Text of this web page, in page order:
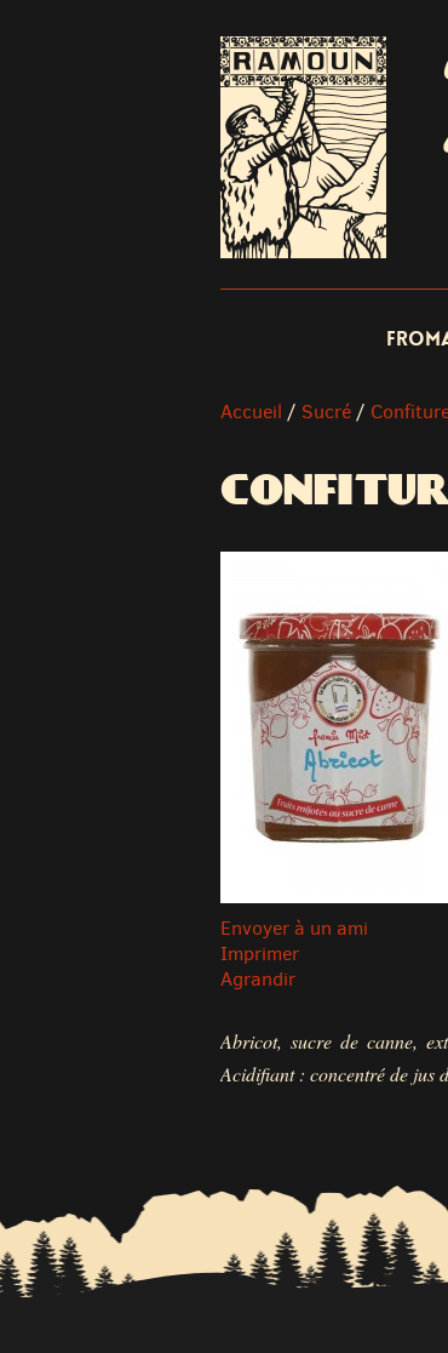
Accueil / Sucré /
Envoyer à un ami
Imprimer
Agrandir
Abricot, sucre de canne,
Acidifiant : concentré de jus